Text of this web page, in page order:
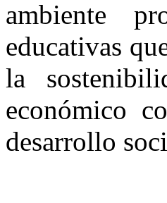
ambiente
educativas
la
económico
desarrollo